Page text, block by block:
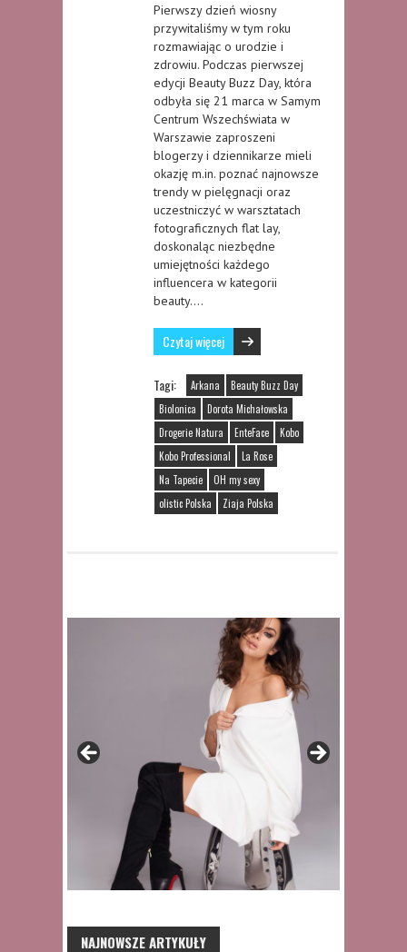
Pierwszy dzień wiosny
przywitaliśmy w tym roku
rozmawiając o urodzie i
zdrowiu. Podczas pierwszej
edycji Beauty Buzz Day, która
odbyła się 21 marca w Samym
Centrum Wszechświata w
Warszawie zaproszeni
blogerzy i dziennikarze mieli
okazję m.in. poznać najnowsze
trendy w pielęgnacji oraz
uczestniczyć w warsztatach
fotograficznych flat lay,
doskonaląc niezbędne
umiejętności każdego
influencera w kategorii
beauty….
Czytaj więcej
Tagi: Arkana
Beauty Buzz Day
Biolonica
Dorota Michałowska
Drogerie Natura
EnteFace
Kobo
Kobo Professional
La Rose
Na Tapecie
OH my sexy
olistic Polska
Ziaja Polska
NAJNOWSZE ARTYKUŁY